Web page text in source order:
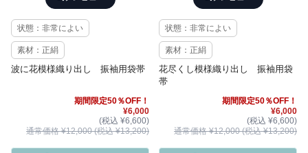
状態：非常によい
素材：正絹
波に花模様織り出し 振袖用袋帯
期間限定50％OFF！
¥6,000
(税込 ¥6,600)
通常価格 ¥12,000 (税込 ¥13,200)
状態：非常によい
素材：正絹
花尽くし模様織り出し 振袖用袋
帯
期間限定50％OFF！
¥6,000
(税込 ¥6,600)
通常価格 ¥12,000 (税込 ¥13,200)